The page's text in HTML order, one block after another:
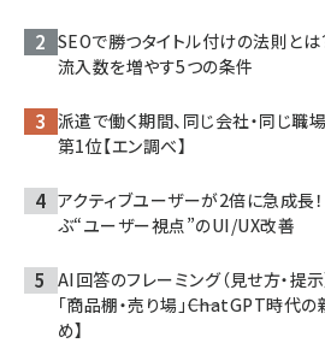
SEOで勝つタイトル付けの法則とは
流入数を増やす5つの条件
派遣で働く期間、同じ会社・同じ職
第1位【エン調べ】
アクティブユーザーが2倍に急成長
ぶ“ユーザー視点”のUI/UX改善
AI回答のフレーミング（見せ方・提
「商品棚・売り場」――ChatGPT時代
め】